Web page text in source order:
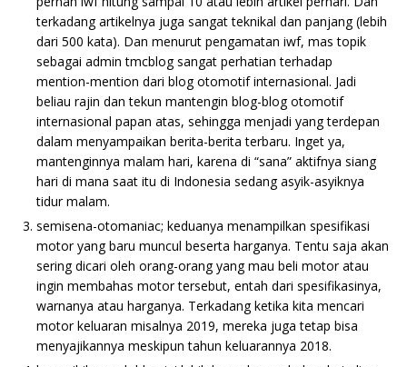
terkadang artikelnya juga sangat teknikal dan panjang (lebih
dari 500 kata). Dan menurut pengamatan iwf, mas topik
sebagai admin tmcblog sangat perhatian terhadap
mention-mention dari blog otomotif internasional. Jadi
beliau rajin dan tekun mantengin blog-blog otomotif
internasional papan atas, sehingga menjadi yang terdepan
dalam menyampaikan berita-berita terbaru. Inget ya,
mantenginnya malam hari, karena di “sana” aktifnya siang
hari di mana saat itu di Indonesia sedang asyik-asyiknya
tidur malam.
semisena-otomaniac; keduanya menampilkan spesifikasi
motor yang baru muncul beserta harganya. Tentu saja akan
sering dicari oleh orang-orang yang mau beli motor atau
ingin membahas motor tersebut, entah dari spesifikasinya,
warnanya atau harganya. Terkadang ketika kita mencari
motor keluaran misalnya 2019, mereka juga tetap bisa
menyajikannya meskipun tahun keluarannya 2018.